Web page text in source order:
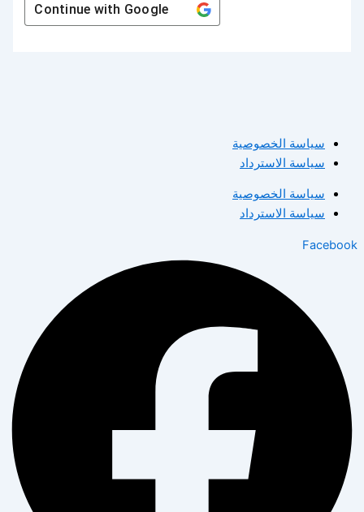
Continue withGoogle
سياسة الخصوصية
سياسة الاسترداد
سياسة الخصوصية
سياسة الاسترداد
Facebook